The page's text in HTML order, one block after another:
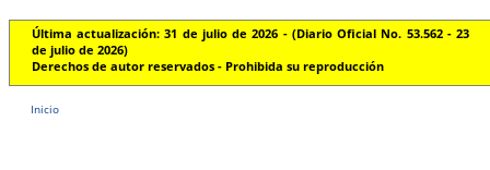
Última actualización: 31 de julio de 2026 - (Diario Oficial No. 53.562 - 23
de julio de 2026)
Derechos de autor reservados - Prohibida su reproducción
Inicio